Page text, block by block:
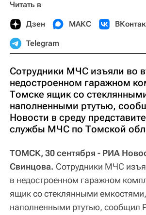
Читать в
Дзен МАКС
Telegram
Сотрудники МЧС изъяли во
недостроенном гаражном
Томске ящик со
наполненными ртутью,
Новости в среду
службы МЧС по Томской
ТОМСК, 30 сентября - РИА
Свинцова. Сотрудники МЧС
в недостроенном гаражном
ящик со стеклянными емкостями,
наполненными ртутью, сообщил